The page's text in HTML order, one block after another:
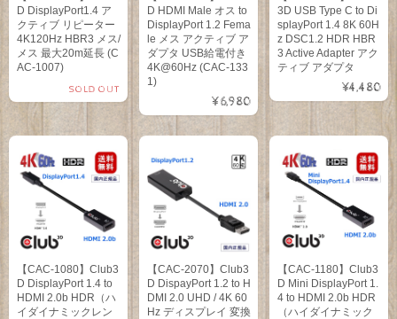
D DisplayPort1.4 ア
クティブ リピーター
4K120Hz HBR3 メス/
メス 最大20m延長 (C
AC-1007)
SOLD OUT
D HDMI Male オス to
DisplayPort 1.2 Fema
le メス アクティブ ア
ダプタ USB給電付き
4K@60Hz (CAC-133
1)
¥6,980
3D USB Type C to Di
splayPort 1.4 8K 60H
z DSC1.2 HDR HBR
3 Active Adapter アク
ティブ アダプタ
¥4,480
【CAC-1080】Club3
D DisplayPort 1.4 to
HDMI 2.0b HDR（ハ
イダイナミックレン
【CAC-2070】Club3
D DispayPort 1.2 to H
DMI 2.0 UHD / 4K 60
Hz ディスプレイ 変換
【CAC-1180】Club3
D Mini DisplayPort 1.
4 to HDMI 2.0b HDR
（ハイダイナミック